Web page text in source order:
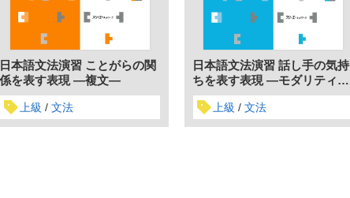
日本語文法演習 ことがらの関
係を表す表現 ―複文―
上級 文法
日本語文法演習 話し手の気持
ちを表す表現 ―モダリティ・
終助詞―
上級 文法